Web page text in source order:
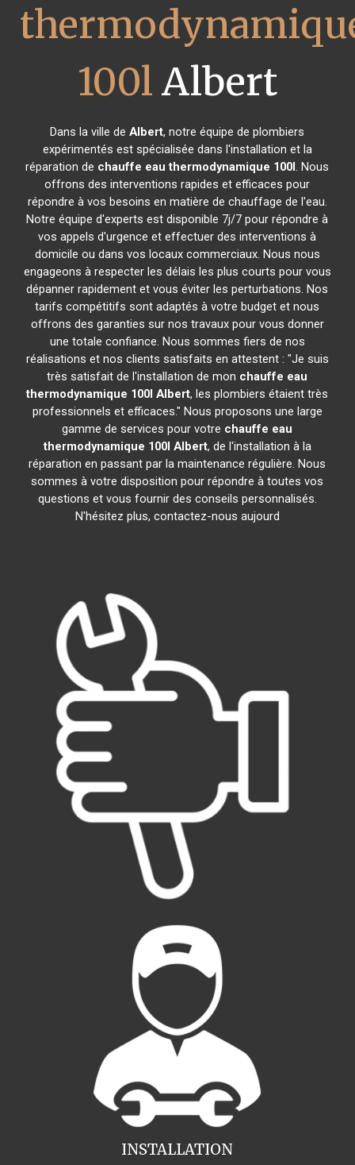
100l Albert
Dans la ville deAlbert, notre équipe de plombiers
expérimentés est spécialisée dans l'installation et la
réparation de chauffe eau thermodynamique 100l. Nous
offrons des interventions rapides et efficaces pour
répondre à vos besoins en matière de chauffage de l'eau.
Notre équipe d'experts est disponible 7j/7 pour répondre à
vos appels d'urgence et effectuer des interventions à
domicile ou dans vos locaux commerciaux. Nous nous
engageons à respecter les délais les plus courts pour vous
dépanner rapidement et vous éviter les perturbations. Nos
tarifs compétitifs sont adaptés à votre budget et nous
offrons des garanties sur nos travaux pour vous donner
une totale confiance. Nous sommes fiers de nos
réalisations et nos clients satisfaits en attestent : "Je suis
très satisfait de l'installation de mon chauffe eau
thermodynamique 100l Albert, les plombiers étaient très
professionnels et efficaces." Nous proposons une large
gamme de services pour votre chauffe eau
thermodynamique 100l Albert, de l'installation à la
réparation en passant par la maintenance régulière. Nous
sommes à votre disposition pour répondre à toutes vos
questions et vous fournir des conseils personnalisés.
N'hésitez plus, contactez-nous aujourd
INSTALLATION